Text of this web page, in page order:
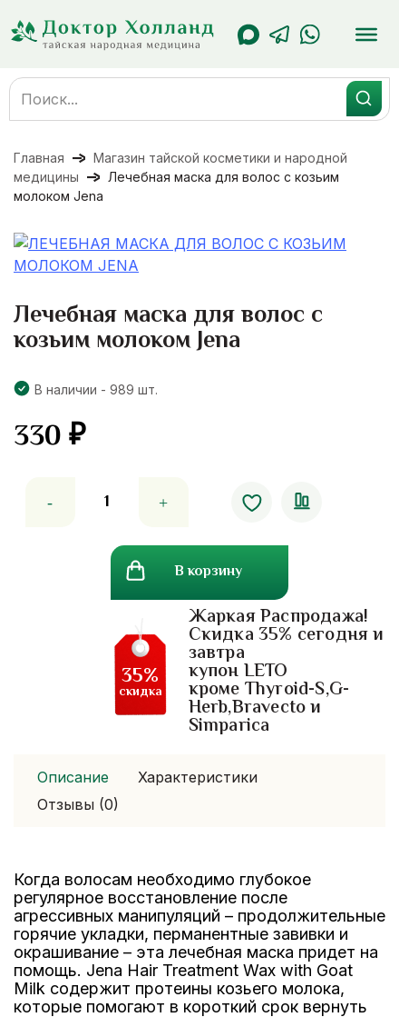
содержанию
Search
for:
Главная
Магазин тайской косметики и народной
медицины
Лечебная маска для волос с козьим
молоком Jena
Лечебная маска для волос с
козьим молоком Jena
В наличии - 989 шт.
330₽
товара
В корзину
Жаркая Распродажа!
Скидка 35% сегодня и
завтра
купон LETO
кроме Thyroid-S,G-
Herb,Bravecto и
Simparica
35%
скидка
Описание
Характеристики
Отзывы (0)
Когда волосам необходимо глубокое
регулярное восстановление после
агрессивных манипуляций – продолжительные
горячие укладки, перманентные завивки и
окрашивание – эта лечебная маска придет на
помощь. Jena Hair Treatment Wax with Goat
Milk содержит протеины козьего молока,
которые помогают в короткий срок вернуть